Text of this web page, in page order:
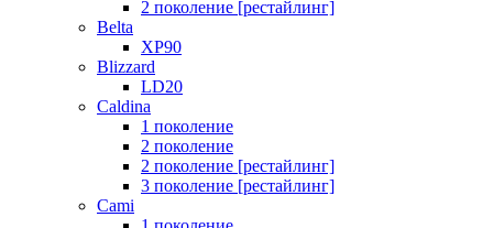
2 поколение [рестайлинг]
Belta
XP90
Blizzard
LD20
Caldina
1 поколение
2 поколение
2 поколение [рестайлинг]
3 поколение [рестайлинг]
Cami